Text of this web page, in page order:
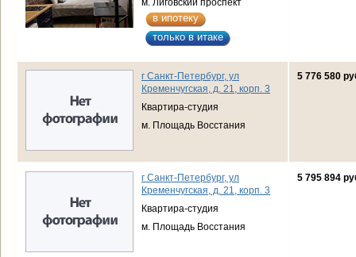
м. Лиговский проспект
в ипотеку
только в итаке
г Санкт-Петербург, ул
Кременчугская, д. 21, корп. 3
Квартира-студия
м. Площадь Восстания
5 776 580
г Санкт-Петербург, ул
Кременчугская, д. 21, корп. 3
Квартира-студия
м. Площадь Восстания
5 795 894